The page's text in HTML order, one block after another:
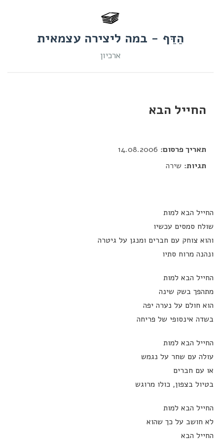
הַדַּף - במה ליצירה עצמאית
ארכיון
החייל הבא
תאריך פרסום:
תגיות: שירה
החייל הבא למות
שולח סמסים עכשיו
והוא צוחק עם חברים ומנגן על גיטרה
ונהנה מרוח סתיו
החייל הבא למות
מתהפך בשק שינה
הוא חולם על נערה יפה
בשדה אינסופי של פריחה
החייל הבא למות
עולה עם שחר על נגמש
או עם חברים
בטיול בצפון, כולו מרוגש
החייל הבא למות
לא חושב על כך שהוא
החייל הבא